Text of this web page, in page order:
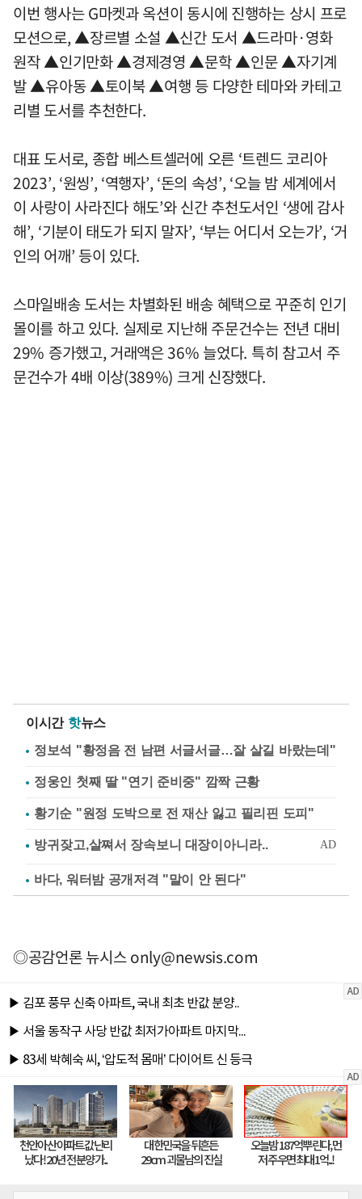
이번 행사는 G마켓과 옥션이 동시에 진행하는 상시 프로
모션으로, ▲장르별 소설 ▲신간 도서 ▲드라마·영화
원작 ▲인기만화 ▲경제경영 ▲문학 ▲인문 ▲자기계
발 ▲유아동 ▲토이북 ▲여행 등 다양한 테마와 카테고
리별 도서를 추천한다.
대표 도서로, 종합 베스트셀러에 오른 ‘트렌드 코리아
2023’, ‘원씽’, ‘역행자’, ‘돈의 속성’, ‘오늘 밤 세계에서
이 사랑이 사라진다 해도’와 신간 추천도서인 ‘생에 감사
해’, ‘기분이 태도가 되지 말자’, ‘부는 어디서 오는가’, ‘거
인의 어깨’ 등이 있다.
스마일배송 도서는 차별화된 배송 혜택으로 꾸준히 인기
몰이를 하고 있다. 실제로 지난해 주문건수는 전년 대비
29% 증가했고, 거래액은 36% 늘었다. 특히 참고서 주
문건수가 4배 이상(389%) 크게 신장했다.
이시간 핫뉴스
정보석 "황정음 전 남편 서글서글…잘 살길 바랐는데"
정웅인 첫째 딸 "연기 준비중" 깜짝 근황
황기순 "원정 도박으로 전 재산 잃고 필리핀 도피"
바다, 워터밤 공개저격 "말이 안 된다"
◎공감언론 뉴시스only@newsis.com